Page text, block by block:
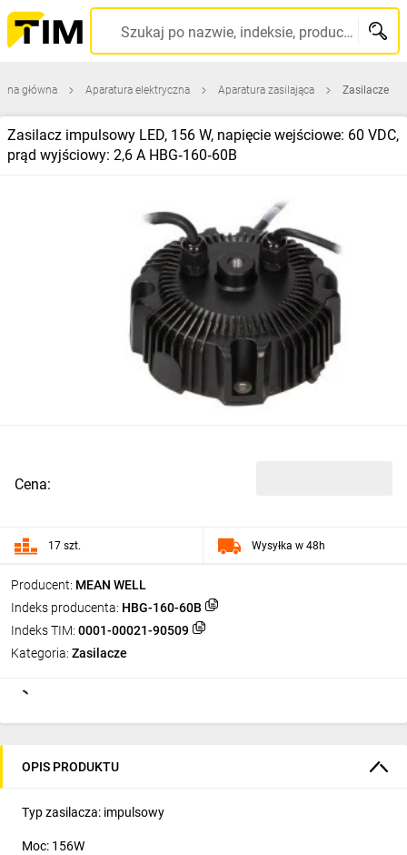
Szukaj po nazwie, indeksie, producencie, kodzie kreskowym...
główna Aparatura elektryczna Aparatura zasilająca Zasilacze
Zasilacz impulsowy LED, 156 W, napięcie wejściowe: 60 VDC,
prąd wyjściowy: 2,6 A HBG‑160‑60B
Producent: MEAN WELL
Indeks producenta: HBG-160-60B
Indeks TIM: 0001-00021-90509
Kategoria: Zasilacze
Cena:
17 szt. Wysyłka w 48h
OPIS PRODUKTU
Typ zasilacza: impulsowy
Moc: 156W